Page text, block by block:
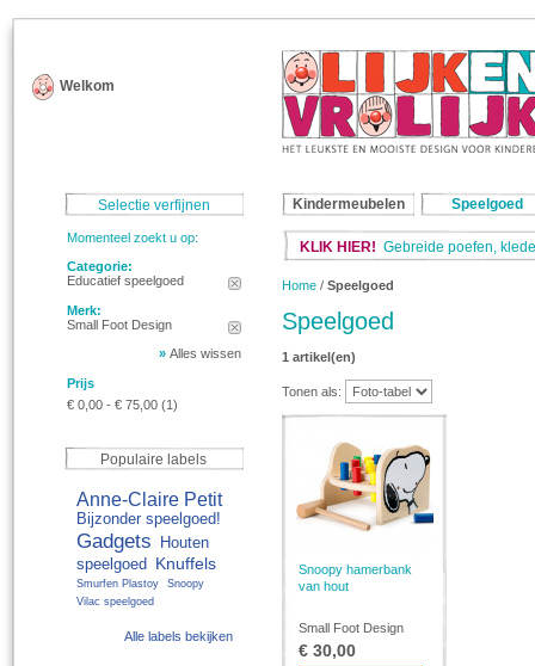
Welkom
Kindermeubelen Speelgoed
KLIK HIER! Gebreide poefen,
Home / Speelgoed
Speelgoed
1 artikel(en)
Tonen als:
Snoopy hamerbank
van hout
Small Foot Design
€ 30,00
Selectie verfijnen
Momenteel zoekt u op:
Categorie:
Educatief speelgoed
Merk:
Small Foot Design
» Alles wissen
Prijs
€ 0,00 - € 75,00 (1)
Populaire labels
Anne-Claire Petit
Bijzonder speelgoed!
Gadgets
Houten
speelgoed
Knuffels
Smurfen Plastoy
Snoopy
Vilac speelgoed
Alle labels bekijken